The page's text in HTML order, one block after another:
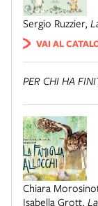
Sergio Ruzzier,
VAI AL
PER CHI HA
Chiara
Isabella Grott,